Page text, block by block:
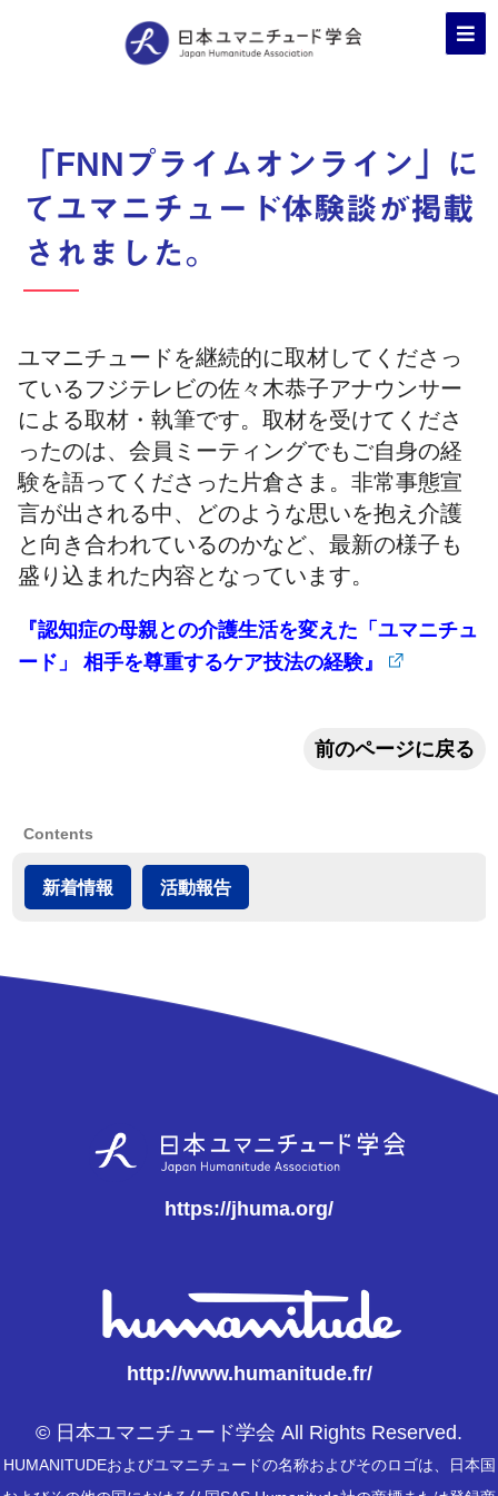
「FNNプライムオンライン」に
てユマニチュード体験談が掲載
されました。
ユマニチュードを継続的に取材してくださっ
ているフジテレビの佐々木恭子アナウンサー
による取材・執筆です。取材を受けてくださ
ったのは、会員ミーティングでもご自身の経
験を語ってくださった片倉さま。非常事態宣
言が出される中、どのような思いを抱え介護
と向き合われているのかなど、最新の様子も
盛り込まれた内容となっています。
『認知症の母親との介護生活を変えた「ユマニチュ
ード」 相手を尊重するケア技法の経験』
前のページに戻る
Contents
新着情報 活動報告
https://jhuma.org/
http://www.humanitude.fr/
© 日本ユマニチュード学会 All Rights Reserved.
HUMANITUDEおよびユマニチュードの名称およびそのロゴは、日本国